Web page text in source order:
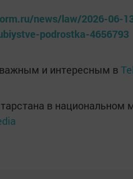
news/law/2026-06-
podrostka-4656793
и интересным в
в